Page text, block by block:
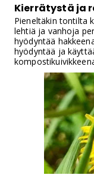
Kierrätystä ja
Pieneltäkin tontilta
lehtiä ja vanhoja
hyödyntää
hyödyntää ja
peräkärryllä
oksajätteet
kuivikkeen
erotella; karkea
pehmeä materiaali
Boschin kehittämä
kaikenlaiselle
ainutlaatuiset terät
silppuamisen